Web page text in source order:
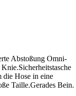
Abstoßung Omni-
die Hose in eine
Taille.Gerades Bein.